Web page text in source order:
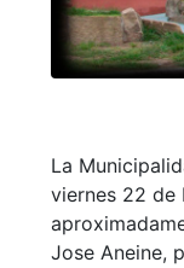
La
viernes 22 de
Jose Aneine,